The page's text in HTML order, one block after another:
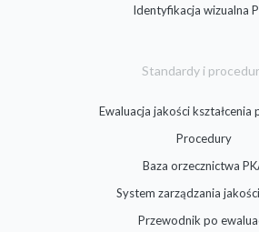
Identyfikacja wizualna
Standardy i
Ewaluacja jakości kształcenia
Procedury
Baza orzecznictwa
System zarządzania
Przewodnik po